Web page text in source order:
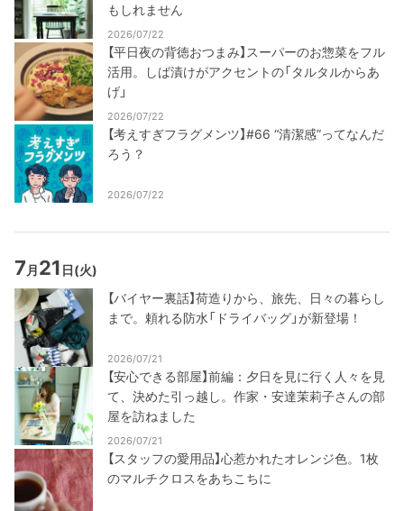
もしれません
2026/07/22
【平日夜の背徳おつまみ】スーパーのお惣菜をフル
活用。しば漬けがアクセントの「タルタルからあ
げ」
2026/07/22
【考えすぎフラグメンツ】#66 “清潔感”ってなんだ
ろう？
2026/07/22
7 月21 日(火)
【バイヤー裏話】荷造りから、旅先、日々の暮らし
まで。頼れる防水「ドライバッグ」が新登場！
2026/07/21
【安心できる部屋】前編：夕日を見に行く人々を見
て、決めた引っ越し。作家・安達茉莉子さんの部
屋を訪ねました
2026/07/21
【スタッフの愛用品】心惹かれたオレンジ色。1枚
のマルチクロスをあちこちに